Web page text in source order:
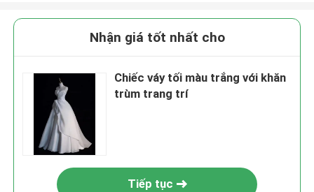
Nhận giá tốt nhất cho
Chiếc váy tối màu trắng với khăn
trùm trang trí
Tiếp tục